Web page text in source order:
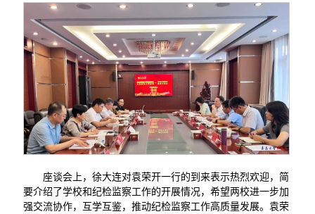
座谈会上，徐大连对袁荣开一行的到来表示热烈欢迎，简
要介绍了学校和纪检监察工作的开展情况，希望两校进一步加
强交流协作，互学互鉴，推动纪检监察工作高质量发展。袁荣